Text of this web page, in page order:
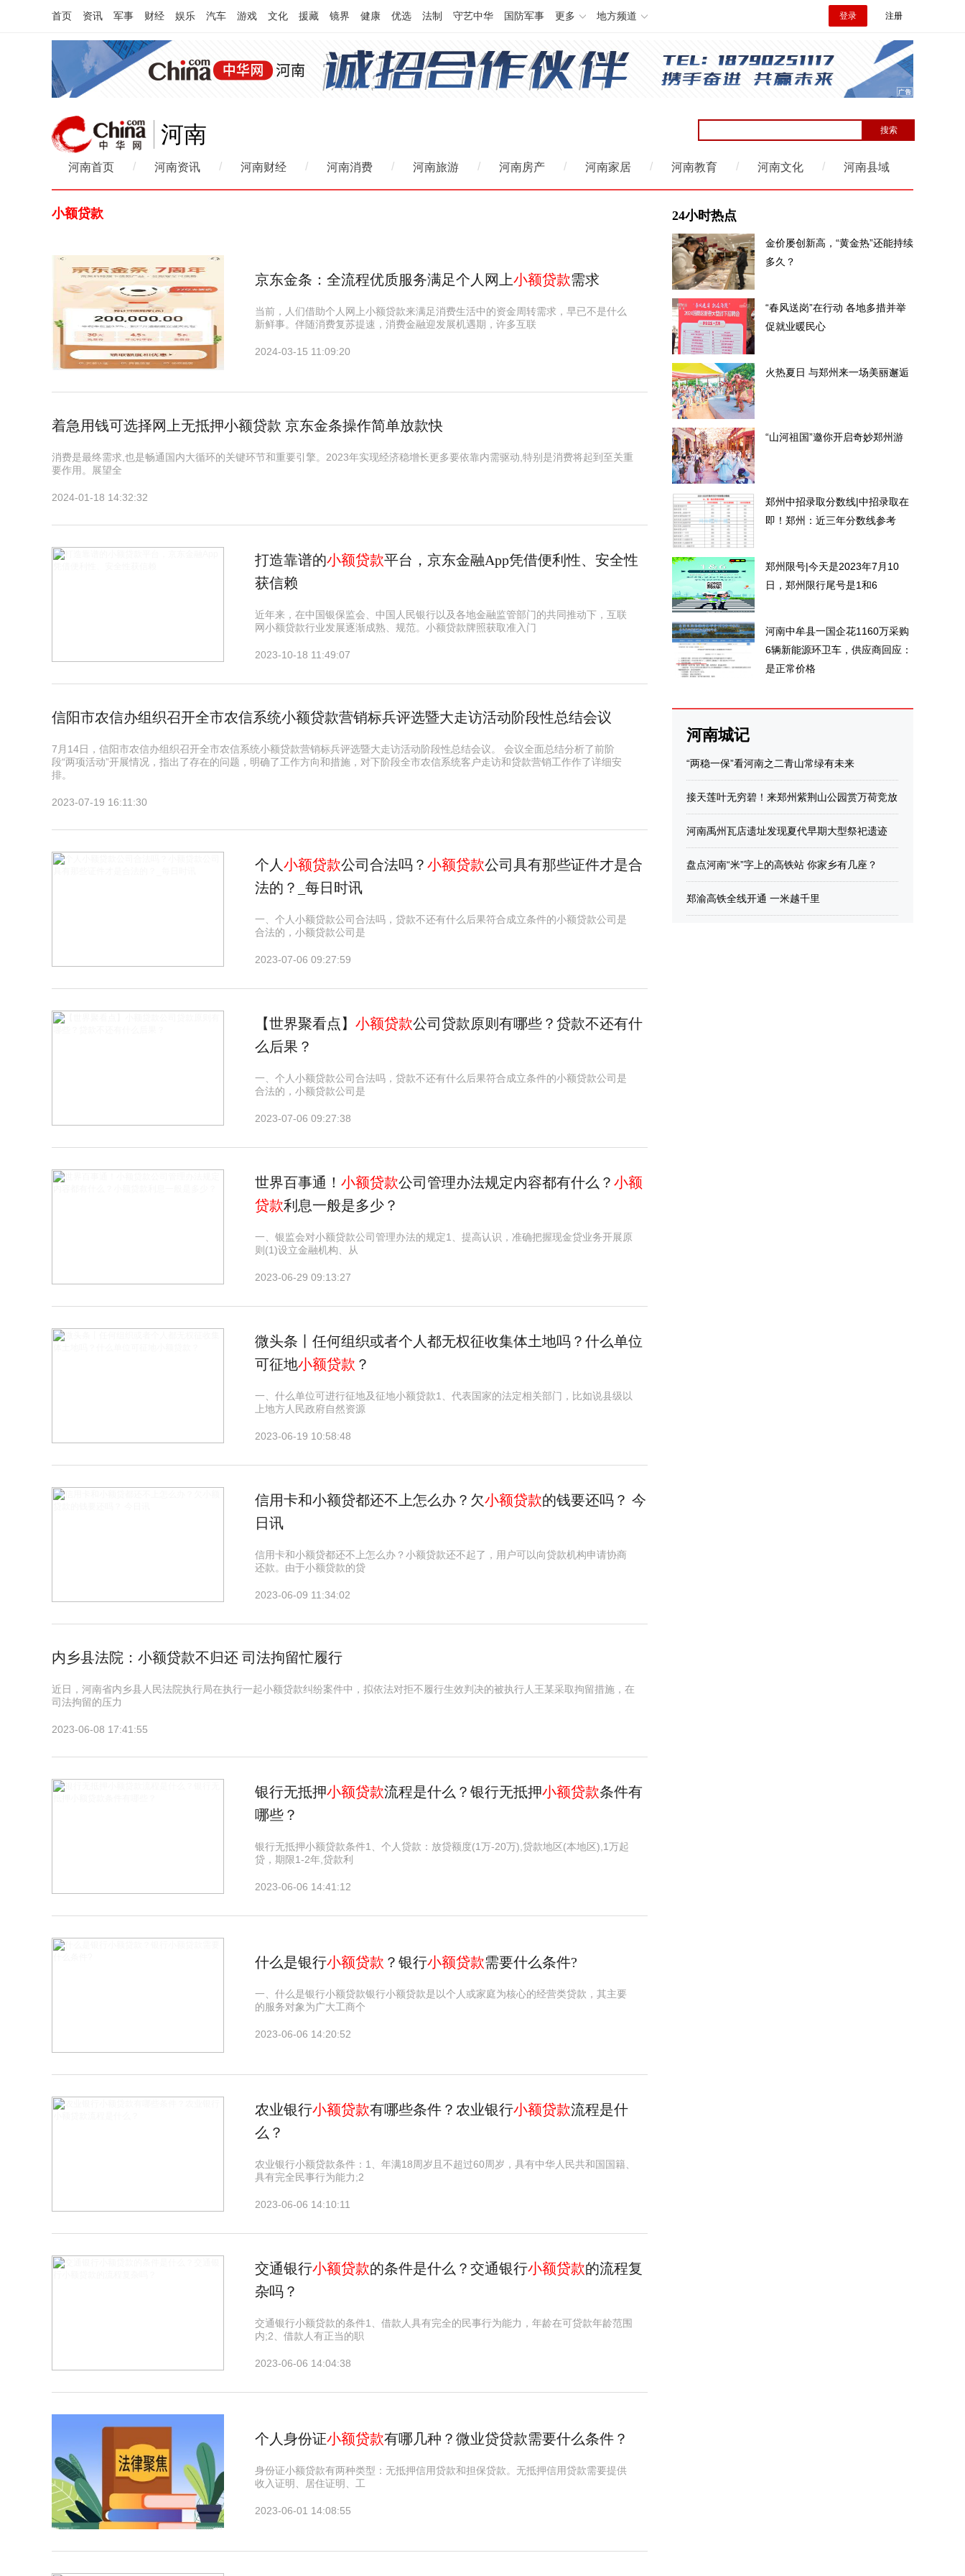
首页 资讯 军事 财经 娱乐 汽车 游戏 文化 援藏 镜界 健康 优选 法制 守艺中华 国防军事 更多 地方频道 登录 注册
河南
河南首页 / 河南资讯 / 河南财经 / 河南消费 / 河南旅游 / 河南房产 / 河南家居 / 河南教育 / 河南文化 / 河南县域
小额贷款
京东金条：全流程优质服务满足个人网上小额贷款需求
当前，人们借助个人网上小额贷款来满足消费生活中的资金周转需求，早已不是什么
新鲜事。伴随消费复苏提速，消费金融迎发展机遇期，许多互联
2024-03-15 11:09:20
着急用钱可选择网上无抵押小额贷款 京东金条操作简单放款快
消费是最终需求,也是畅通国内大循环的关键环节和重要引擎。2023年实现经济稳增长更多要依靠内需驱动,特别是消费将起到至关重
要作用。展望全
2024-01-18 14:32:32
打造靠谱的小额贷款平台，京东金融App凭借便利性、安全性
获信赖
近年来，在中国银保监会、中国人民银行以及各地金融监管部门的共同推动下，互联
网小额贷款行业发展逐渐成熟、规范。小额贷款牌照获取准入门
2023-10-18 11:49:07
​信阳市农信办组织召开全市农信系统小额贷款营销标兵评选暨大走访活动阶段性总结会议
7月14日，信阳市农信办组织召开全市农信系统小额贷款营销标兵评选暨大走访活动阶段性总结会议。 会议全面总结分析了前阶
段“两项活动”开展情况，指出了存在的问题，明确了工作方向和措施，对下阶段全市农信系统客户走访和贷款营销工作作了详细安
排。
2023-07-19 16:11:30
个人小额贷款公司合法吗？ 小额贷款公司具有那些证件才是合
法的？_每日时讯
一、个人小额贷款公司合法吗，贷款不还有什么后果符合成立条件的小额贷款公司是
合法的，小额贷款公司是
2023-07-06 09:27:59
【世界聚看点】 小额贷款公司贷款原则有哪些？贷款不还有什
么后果？
一、个人小额贷款公司合法吗，贷款不还有什么后果符合成立条件的小额贷款公司是
合法的，小额贷款公司是
2023-07-06 09:27:38
世界百事通！ 小额贷款公司管理办法规定内容都有什么？ 小额
贷款利息一般是多少？
一、银监会对小额贷款公司管理办法的规定1、提高认识，准确把握现金贷业务开展原
则(1)设立金融机构、从
2023-06-29 09:13:27
微头条丨任何组织或者个人都无权征收集体土地吗？什么单位
可征地小额贷款 ？
一、什么单位可进行征地及征地小额贷款1、代表国家的法定相关部门，比如说县级以
上地方人民政府自然资源
2023-06-19 10:58:48
信用卡和小额贷都还不上怎么办？欠小额贷款的钱要还吗？ 今
日讯
信用卡和小额贷都还不上怎么办？小额贷款还不起了，用户可以向贷款机构申请协商
还款。由于小额贷款的贷
2023-06-09 11:34:02
内乡县法院：小额贷款不归还 司法拘留忙履行
近日，河南省内乡县人民法院执行局在执行一起小额贷款纠纷案件中，拟依法对拒不履行生效判决的被执行人王某采取拘留措施，在
司法拘留的压力
2023-06-08 17:41:55
银行无抵押小额贷款流程是什么？银行无抵押小额贷款条件有
哪些？
银行无抵押小额贷款条件1、个人贷款：放贷额度(1万-20万),贷款地区(本地区),1万起
贷，期限1-2年,贷款利
2023-06-06 14:41:12
什么是银行小额贷款 ？银行小额贷款需要什么条件?
一、什么是银行小额贷款银行小额贷款是以个人或家庭为核心的经营类贷款，其主要
的服务对象为广大工商个
2023-06-06 14:20:52
农业银行小额贷款有哪些条件？农业银行小额贷款流程是什
么？
农业银行小额贷款条件：1、年满18周岁且不超过60周岁，具有中华人民共和国国籍、
具有完全民事行为能力;2
2023-06-06 14:10:11
交通银行小额贷款的条件是什么？交通银行小额贷款的流程复
杂吗？
交通银行小额贷款的条件1、借款人具有完全的民事行为能力，年龄在可贷款年龄范围
内;2、借款人有正当的职
2023-06-06 14:04:38
个人身份证小额贷款有哪几种？微业贷贷款需要什么条件？
身份证小额贷款有两种类型：无抵押信用贷款和担保贷款。无抵押信用贷款需要提供
收入证明、居住证明、工
2023-06-01 14:08:55
24小时热点
金价屡创新高，“黄金热”还能持续
多久？
“春风送岗”在行动 各地多措并举
促就业暖民心
火热夏日 与郑州来一场美丽邂逅
“山河祖国”邀你开启奇妙郑州游
郑州中招录取分数线|中招录取在
即！郑州：近三年分数线参考
郑州限号|今天是2023年7月10
日，郑州限行尾号是1和6
河南中牟县一国企花1160万采购
6辆新能源环卫车，供应商回应：
是正常价格
河南城记
“两稳一保”看河南之二青山常绿有未来
接天莲叶无穷碧！来郑州紫荆山公园赏万荷竞放
河南禹州瓦店遗址发现夏代早期大型祭祀遗迹
盘点河南“米”字上的高铁站 你家乡有几座？
郑渝高铁全线开通 一米越千里